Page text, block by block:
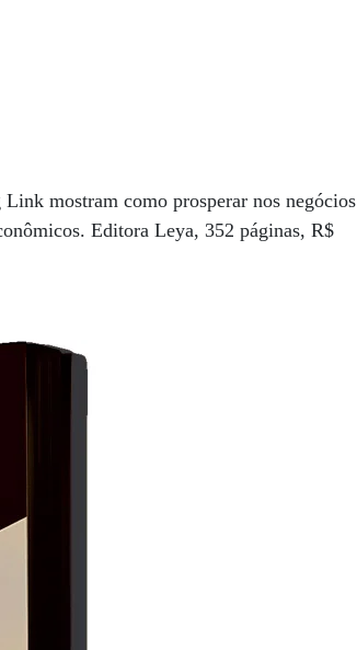
mostram como prosperar nos negócios
Editora Leya, 352 páginas, R$